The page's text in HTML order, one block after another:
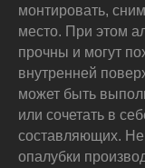
монтировать,
место. При этом
прочны и могут
внутренней
может быть
или сочетать в
составляющих.
опалубки